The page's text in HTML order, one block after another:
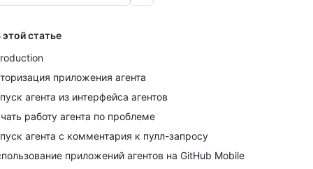
этой статье
приложения агента
агента из интерфейса агентов
работу агента по проблеме
агента с комментария к пулл-запросу
приложений агентов на GitHub Mobile